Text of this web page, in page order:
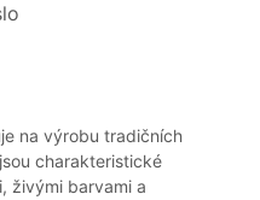
na výrobu tradičních
charakteristické
živými barvami a